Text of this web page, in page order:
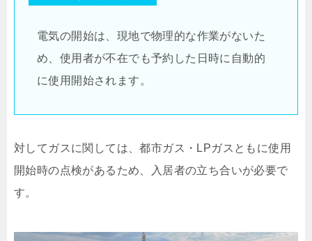
電気の開始は、現地で物理的な作業がないた
め、使用者が不在でも予約した日時に自動的
に使用開始されます。
対してガスに関しては、都市ガス・LPガスともに使用
開始時の点検があるため、入居者の立ち合いが必要で
す。